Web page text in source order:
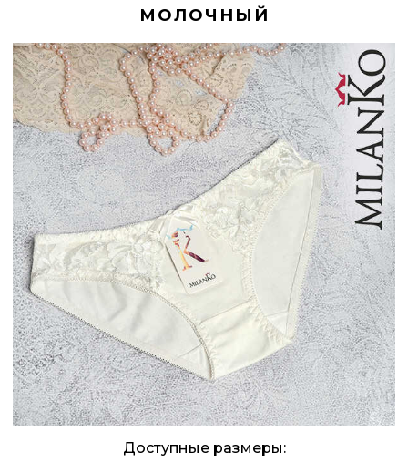
МОЛОЧНЫЙ
Доступные размеры: